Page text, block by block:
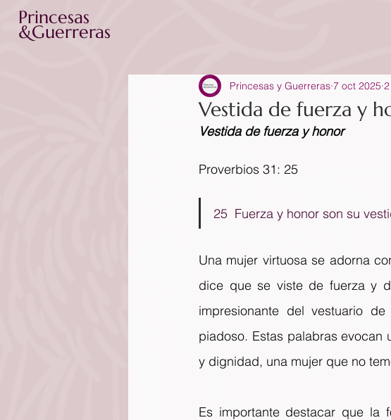
Princesas
&Guerreras
Vestida de fuerza y
Princesas y Guerreras 7 oct 2025
Vestida de fuerza y honor
Proverbios 31: 25
25  Fuerza y honor son su
Una mujer virtuosa se adorna
dice que se viste de fuerza y
impresionante del vestuario
piadoso. Estas palabras evocan
y dignidad, una mujer que no
Es importante destacar que la